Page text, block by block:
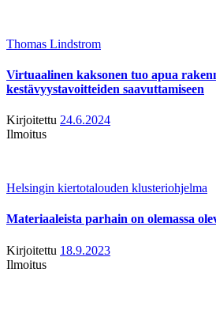
Thomas Lindstrom
Virtuaalinen kaksonen tuo apua
kestävyystavoitteiden saavuttamiseen
Kirjoitettu 24.6.2024
Ilmoitus
Helsingin kiertotalouden klusteriohjelma
Materiaaleista parhain on olemassa
Kirjoitettu 18.9.2023
Ilmoitus